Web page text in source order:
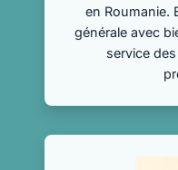
en Roumanie.
générale avec
service